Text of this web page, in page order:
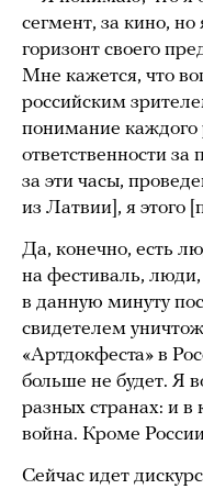
сегмент, за кино,
горизонт своего
Мне кажется, что
российским
понимание каждого
ответственности
за эти часы,
из Латвии], я этого
Да, конечно, есть
на фестиваль,
в данную минуту
свидетелем
«Артдокфеста» в
больше не будет. Я
разных странах: и в
война. Кроме
Сейчас идет